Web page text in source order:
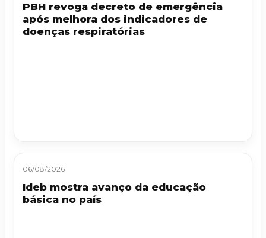
PBH revoga decreto de emergência
após melhora dos indicadores de
doenças respiratórias
06/08/2026
Ideb mostra avanço da educação
básica no país